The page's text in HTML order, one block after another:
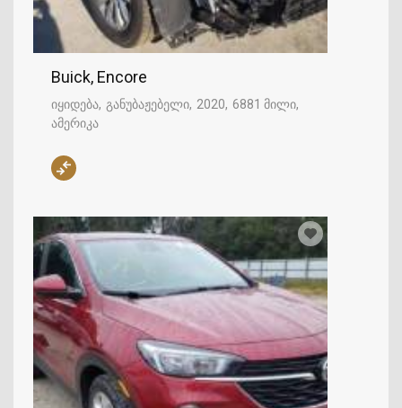
Buick, Encore
იყიდება განუბაჟებელი 2020 6881 მილი
ამერიკა